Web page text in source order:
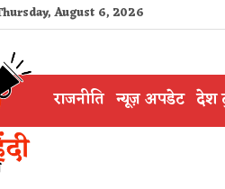
August 6, 2026
राजनीति न्यूज़ अपडेट देश